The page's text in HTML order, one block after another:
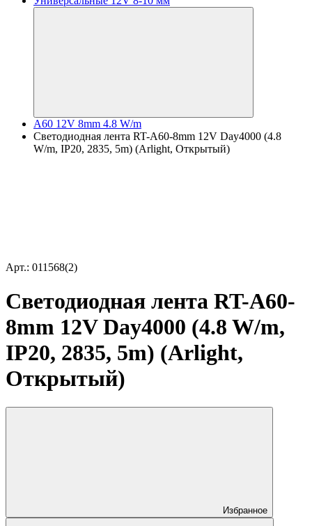
A60 12V 8mm 4.8 W/m
Светодиодная лента RT-A60-8mm 12V Day4000 (4.8
W/m, IP20, 2835, 5m) (Arlight, Открытый)
Арт.: 011568(2)
Светодиодная лента RT-A60-
8mm 12V Day4000 (4.8 W/m,
IP20, 2835, 5m) (Arlight,
Открытый)
Избранное